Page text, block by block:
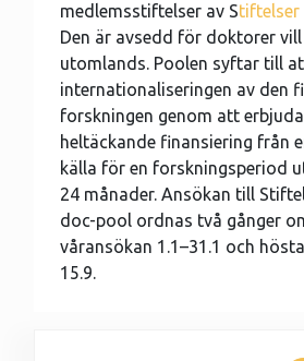
medlemsstiftelser av Stiftelser
Den är avsedd för doktorer
utomlands. Poolen syftar till
internationaliseringen av den
forskningen genom att
heltäckande finansiering från
källa för en forskningsperiod
24 månader. Ansökan till
doc-pool ordnas två gånger
våransökan 1.1–31.1 och
15.9.